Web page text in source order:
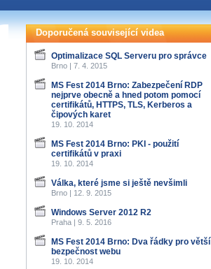
Doporučená související videa
Optimalizace SQL Serveru pro správce
Brno | 7. 4. 2015
MS Fest 2014 Brno: Zabezpečení RDP
nejprve obecně a hned potom pomocí
certifikátů, HTTPS, TLS, Kerberos a
čipových karet
19. 10. 2014
MS Fest 2014 Brno: PKI - použití
certifikátů v praxi
19. 10. 2014
Válka, které jsme si ještě nevšimli
Brno | 12. 9. 2015
Windows Server 2012 R2
Praha | 9. 5. 2016
MS Fest 2014 Brno: Dva řádky pro větší
bezpečnost webu
19. 10. 2014